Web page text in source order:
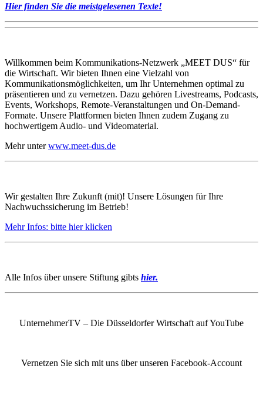
Hier finden Sie die meistgelesenen Texte!
Willkommen beim Kommunikations-Netzwerk „MEET DUS“ für
die Wirtschaft. Wir bieten Ihnen eine Vielzahl von
Kommunikationsmöglichkeiten, um Ihr Unternehmen optimal zu
präsentieren und zu vernetzen. Dazu gehören Livestreams, Podcasts,
Events, Workshops, Remote-Veranstaltungen und On-Demand-
Formate. Unsere Plattformen bieten Ihnen zudem Zugang zu
hochwertigem Audio- und Videomaterial.
Mehr unterwww.meet-dus.de
Wir gestalten Ihre Zukunft (mit)! Unsere Lösungen für Ihre
Nachwuchssicherung im Betrieb!
Mehr Infos: bitte hier klicken
Alle Infos über unsere Stiftung gibts hier.
UnternehmerTV – Die Düsseldorfer Wirtschaft auf YouTube
Vernetzen Sie sich mit uns über unseren Facebook-Account